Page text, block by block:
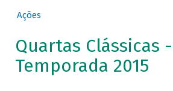
Ações
Quartas Clássicas -
Temporada 2015